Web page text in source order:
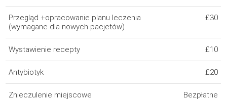
Przegląd +opracowanie planu leczenia
(wymagane dla nowych pacjetów)
£30
Wystawienie recepty £10
Antybiotyk £20
Znieczulenie miejscowe Bezpłatne